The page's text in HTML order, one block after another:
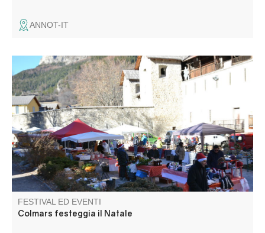
ANNOT-IT
Mercatino dell'artigianato e dei sapori nei colori del
Natale. Sfilata di Babbo Natale e distribuzione di dolci,
lotteria, pesata di tacchino e vin brulé. Un'atmosfera
amichevole intorno al fuoco e alle castagne calde!
Intrattenimento con associazioni locali.
FESTIVAL ED EVENTI
Colmars festeggia il Natale